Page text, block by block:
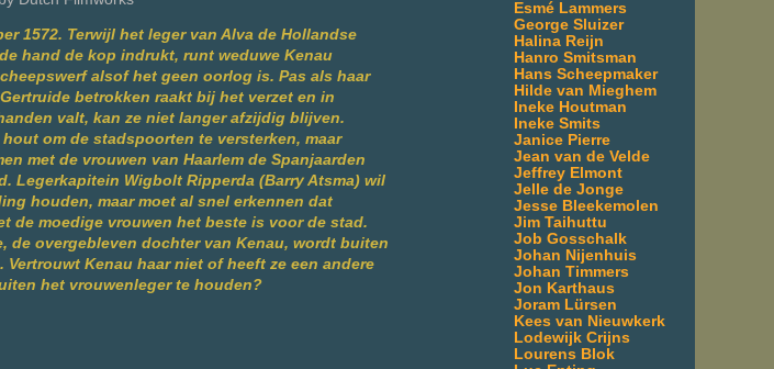
Esmé Lammers
George Sluizer
Halina Reijn
Hanro Smitsman
Hans Scheepmaker
Hilde van Mieghem
Ineke Houtman
Ineke Smits
Janice Pierre
Jean van de Velde
Jeffrey Elmont
Jelle de Jonge
Jesse Bleekemolen
Jim Taihuttu
Job Gosschalk
Johan Nijenhuis
Johan Timmers
Jon Karthaus
Joram Lürsen
Kees van Nieuwkerk
Lodewijk Crijns
Lourens Blok
1572. Terwijl het leger van Alva de Hollandse
hand de kop indrukt, runt weduwe Kenau
alsof het geen oorlog is. Pas als haar
betrokken raakt bij het verzet en in
valt, kan ze niet langer afzijdig blijven.
om de stadspoorten te versterken, maar
met de vrouwen van Haarlem de Spanjaarden
Legerkapitein Wigbolt Ripperda (Barry Atsma) wil
houden, maar moet al snel erkennen dat
de moedige vrouwen het beste is voor de stad.
de overgebleven dochter van Kenau, wordt buiten
Kenau haar niet of heeft ze een andere
het vrouwenleger te houden?